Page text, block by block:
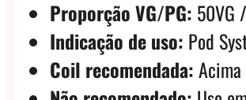
Proporção VG/PG: 50VG
Indicação de uso: Pod
Coil recomendada: